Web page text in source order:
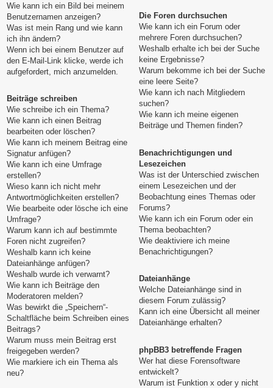
Wie kann ich ein Bild bei meinem
Benutzernamen anzeigen?
Was ist mein Rang und wie kann
ich ihn ändern?
Wenn ich bei einem Benutzer auf
den E-Mail-Link klicke, werde ich
aufgefordert, mich anzumelden.
Beiträge schreiben
Wie schreibe ich ein Thema?
Wie kann ich einen Beitrag
bearbeiten oder löschen?
Wie kann ich meinem Beitrag eine
Signatur anfügen?
Wie kann ich eine Umfrage
erstellen?
Wieso kann ich nicht mehr
Antwortmöglichkeiten erstellen?
Wie bearbeite oder lösche ich eine
Umfrage?
Warum kann ich auf bestimmte
Foren nicht zugreifen?
Weshalb kann ich keine
Dateianhänge anfügen?
Weshalb wurde ich verwarnt?
Wie kann ich Beiträge den
Moderatoren melden?
Was bewirkt die „Speichern“-
Schaltfläche beim Schreiben eines
Beitrags?
Warum muss mein Beitrag erst
freigegeben werden?
Wie markiere ich ein Thema als
neu?
Die Foren durchsuchen
Wie kann ich ein Forum oder
mehrere Foren durchsuchen?
Weshalb erhalte ich bei der Suche
keine Ergebnisse?
Warum bekomme ich bei der Suche
eine leere Seite?
Wie kann ich nach Mitgliedern
suchen?
Wie kann ich meine eigenen
Beiträge und Themen finden?
Benachrichtigungen und
Lesezeichen
Was ist der Unterschied zwischen
einem Lesezeichen und der
Beobachtung eines Themas oder
Forums?
Wie kann ich ein Forum oder ein
Thema beobachten?
Wie deaktiviere ich meine
Benachrichtigungen?
Dateianhänge
Welche Dateianhänge sind in
diesem Forum zulässig?
Kann ich eine Übersicht all meiner
Dateianhänge erhalten?
phpBB3 betreffende Fragen
Wer hat diese Forensoftware
entwickelt?
Warum ist Funktion x oder y nicht